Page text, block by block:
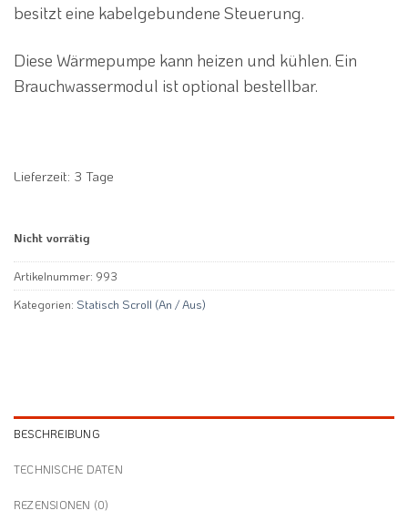
besitzt eine kabelgebundene Steuerung.
Diese Wärmepumpe kann heizen und kühlen. Ein
Brauchwassermodul ist optional bestellbar.
Lieferzeit: 3 Tage
Nicht vorrätig
Artikelnummer: 993
Kategorien: Statisch Scroll (An / Aus)
BESCHREIBUNG
TECHNISCHE DATEN
REZENSIONEN (0)